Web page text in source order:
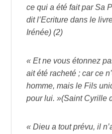
ce qui a été fait par Sa
dit l’Ecriture dans le
Irénée) (2)
« Et ne vous étonnez
ait été racheté ; car ce
homme, mais le Fils
pour lui. »(Saint Cyrille
« Dieu a tout prévu, il